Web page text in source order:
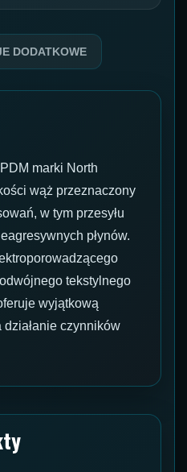
DODATKOWE
marki North
wąż przeznaczony
w tym przesyłu
płynów.
tekstylnego
wyjątkową
działanie czynników